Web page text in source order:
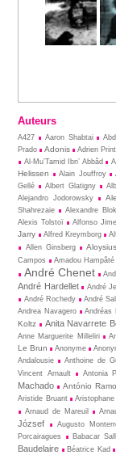
Auteurs
A427 Aaron Shabtai
Prado
Adonis Adrien
Al-Mu’Tamid Ibn’ Abbâd
Helissen
Alain Jouffroy
Gellé
Albert Glatigny
Alejandro Jodorowsky
Shahrezaie
Alexandre Blok
Alexis Tolstoï
Alfonso
Jarry
Alfred Kreymborg
Allen Ginsberg
Campos
Amadou
André Chenet
André Hardellet André
André Rochedy André
Andrea Navagero
Andréas
Koltz
Anita Navarrete
Anne Marguerite Milleliri
Le Brun
Anonyme
Andalousie
Anthoine de
Vincent Arnault
Antonia
Machado
António
Aristide Bruant
Aristophane
Arnaud de Mareuil
József
Augusto
Porcairagues
Babacar Sall
Baudelaire Béatrice Kad